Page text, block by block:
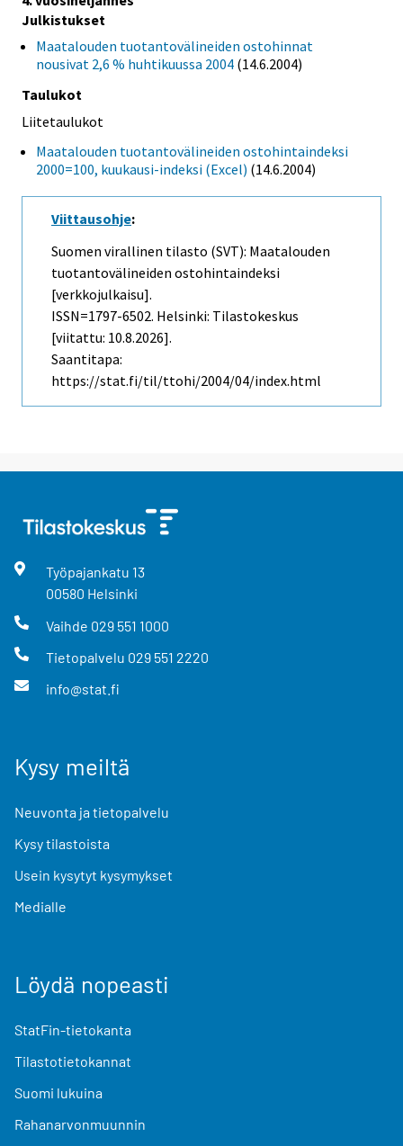
Julkistukset
Maatalouden tuotantovälineiden ostohinnat
nousivat 2,6 % huhtikuussa 2004 (14.6.2004)
Taulukot
Liitetaulukot
Maatalouden tuotantovälineiden ostohintaindeksi
2000=100, kuukausi-indeksi (Excel) (14.6.2004)
Viittausohje:
Suomen virallinen tilasto (SVT): Maatalouden
tuotantovälineiden ostohintaindeksi
[verkkojulkaisu].
ISSN=1797-6502. Helsinki: Tilastokeskus
[viitattu: 10.8.2026].
Saantitapa:
https://stat.fi/til/ttohi/2004/04/index.html
Työpajankatu 13
00580 Helsinki
Vaihde 029 551 1000
Tietopalvelu 029 551 2220
info@stat.fi
Kysy meiltä
Neuvonta ja tietopalvelu
Kysy tilastoista
Usein kysytyt kysymykset
Medialle
Löydä nopeasti
StatFin-tietokanta
Tilastotietokannat
Suomi lukuina
Rahanarvonmuunnin